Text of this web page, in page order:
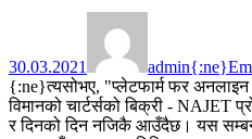
30.03.2021 admin
{:ne}त्यसोभए, "प्लेटफार्म फर
विमानको चार्टर्सको बिक्री - NAJET
र दिनको दिन नजिकै आउँदैछ। यस